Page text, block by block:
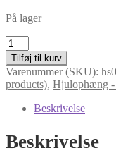
På lager
Hjulleje
1500
for
antal
Tilføj til kurv
Varenummer (SKU):
products), Hjulophæng -
Beskrivelse
Beskrivelse